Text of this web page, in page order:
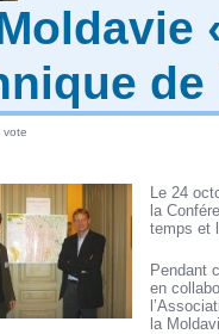
vote
Le 24
la
temps et
Pendant
en
la